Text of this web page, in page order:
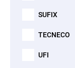
SUFIX
TECNECO
UFI